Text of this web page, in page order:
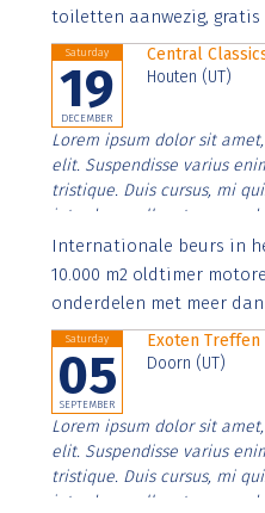
toiletten aanwezig, gratis
Saturday
19
DECEMBER
Central
Houten (UT)
Lorem ipsum dolor sit
elit. Suspendisse varius
tristique. Duis cursus, mi
interdum nulla, ut
Aenean faucibus nibh et
imperdiet. Nunc ut sem
Internationale beurs in
10.000 m2 oldtimer
onderdelen met meer
Saturday
05
SEPTEMBER
Exoten Treffen
Doorn (UT)
Lorem ipsum dolor sit
elit. Suspendisse varius
tristique. Duis cursus, mi
interdum nulla, ut